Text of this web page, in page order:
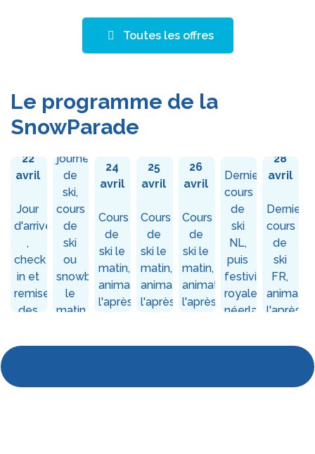
Toutes les offres
Le programme de la
SnowParade
22
avril
Jour
d'arrivée
,
check
in et
remise
des
avril
journée
de
ski,
cours
de
ski
ou
snowboard
le
matin
quiz
24
avril
Cours
de
ski le
matin,
animations
l'après-
25
avril
Cours
de
ski le
matin,
animations
l'après-
26
avril
Cours
de
ski le
matin,
animations
l'après-
Dernier
cours
de
ski
NL,
puis
festivités
royales
néerlandaises
tous
28
avril
Dernier
cours
de
ski
FR,
l'après-